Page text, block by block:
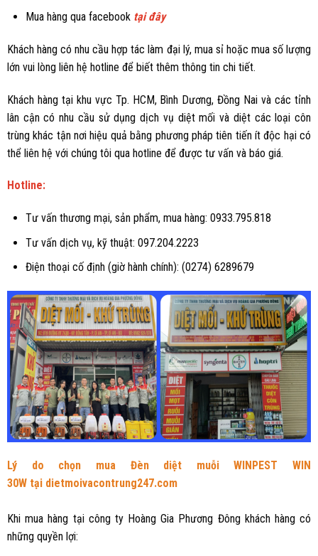
Mua hàng qua facebook tại đây
Khách hàng có nhu cầu hợp tác làm đại lý, mua sỉ hoặc mua số lượng
lớn vui lòng liên hệ hotline để biết thêm thông tin chi tiết.
Khách hàng tại khu vực Tp. HCM, Bình Dương, Đồng Nai và các tỉnh
lân cận có nhu cầu sử dụng dịch vụ diệt mối và diệt các loại côn
trùng khác tận nơi hiệu quả bằng phương pháp tiên tiến ít độc hại có
thể liên hệ với chúng tôi qua hotline để được tư vấn và báo giá.
Hotline:
Tư vấn thương mại, sản phẩm, mua hàng: 0933.795.818
Tư vấn dịch vụ, kỹ thuật: 097.204.2223
Điện thoại cố định (giờ hành chính): (0274) 6289679
Lý do chọn mua Đèn diệt muỗi WINPEST WIN
30W tại dietmoivacontrung247.com
Khi mua hàng tại công ty Hoàng Gia Phương Đông khách hàng có
những quyền lợi: